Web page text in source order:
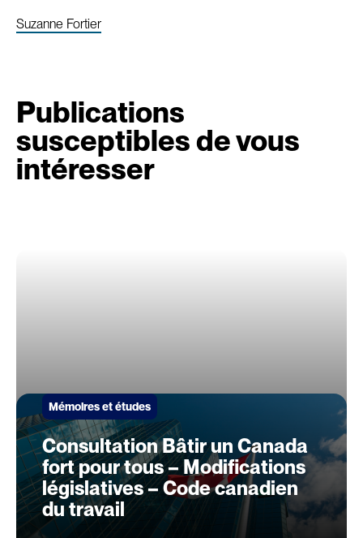
Suzanne Fortier
Publications
susceptibles de vous
intéresser
Mémoires et études
Consultation Bâtir un Canada
fort pour tous – Modifications
législatives – Code canadien
du travail